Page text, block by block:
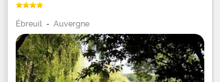
Ébreuil - Auvergne